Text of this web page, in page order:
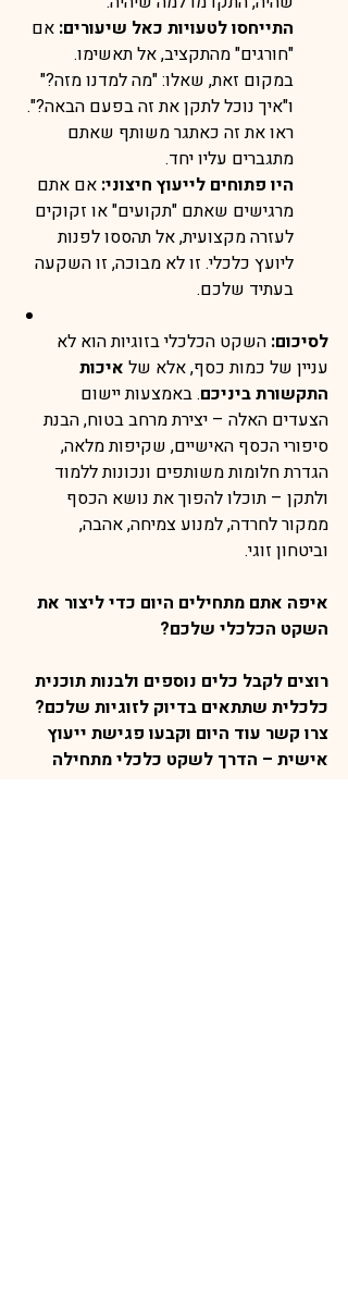
התייחסו לטעויות כאל שיעורים: אם
"חורגים" מהתקציב, אל תאשימו.
במקום זאת, שאלו: "מה למדנו מזה?"
ו"איך נוכל לתקן את זה בפעם הבאה?".
ראו את זה כאתגר משותף שאתם
מתגברים עליו יחד.
היו פתוחים לייעוץ חיצוני: אם אתם
מרגישים שאתם "תקועים" או זקוקים
לעזרה מקצועית, אל תהססו לפנות
ליועץ כלכלי. זו לא מבוכה, זו השקעה
בעתיד שלכם.
לסיכום: השקט הכלכלי בזוגיות הוא לא
עניין של כמות כסף, אלא של איכות
התקשורת ביניכם. באמצעות יישום
הצעדים האלה – יצירת מרחב בטוח, הבנת
סיפורי הכסף האישיים, שקיפות מלאה,
הגדרת חלומות משותפים ונכונות ללמוד
ולתקן – תוכלו להפוך את נושא הכסף
ממקור לחרדה, למנוע צמיחה, אהבה,
וביטחון זוגי.
איפה אתם מתחילים היום כדי ליצור את
השקט הכלכלי שלכם?
רוצים לקבל כלים נוספים ולבנות תוכנית
כלכלית שתתאים בדיוק לזוגיות שלכם?
צרו קשר עוד היום וקבעו פגישת ייעוץ
אישית – הדרך לשקט כלכלי מתחילה